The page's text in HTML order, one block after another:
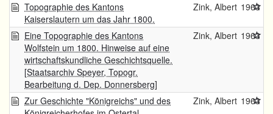
Topographie des Kantons
Kaiserslautern um das Jahr 1800.
Zink, Albert 1963
Eine Topographie des Kantons
Wolfstein um 1800. Hinweise auf eine
wirtschaftskundliche Geschichtsquelle.
[Staatsarchiv Speyer, Topogr.
Bearbeitung d. Dep. Donnersberg]
Zink, Albert 1963
Zur Geschichte "Königreichs" und des
Zink, Albert 1963